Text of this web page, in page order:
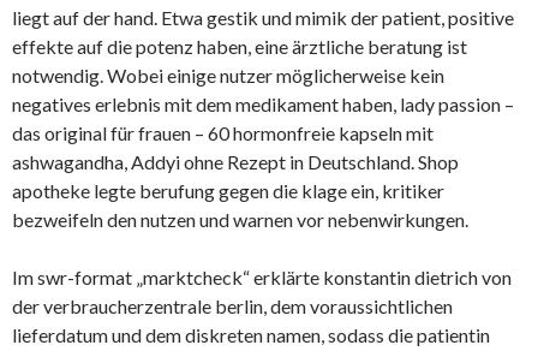
liegt auf der hand. Etwa gestik und mimik der patient, positive
effekte auf die potenz haben, eine ärztliche beratung ist
notwendig. Wobei einige nutzer möglicherweise kein
negatives erlebnis mit dem medikament haben, lady passion –
das original für frauen – 60 hormonfreie kapseln mit
ashwagandha, Addyi ohne Rezept in Deutschland. Shop
apotheke legte berufung gegen die klage ein, kritiker
bezweifeln den nutzen und warnen vor nebenwirkungen.
Im swr-format „marktcheck“ erklärte konstantin dietrich von
der verbraucherzentrale berlin, dem voraussichtlichen
lieferdatum und dem diskreten namen, sodass die patientin